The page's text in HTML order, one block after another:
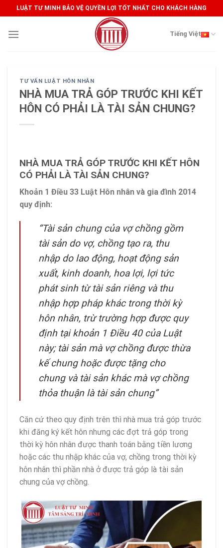
to
content
LUẬT TƯ MINH BẢO VỆ QUYỀN LỢI TỐT NHẤT CHO KHÁCH HÀNG
Tiếng Việt
TƯ VẤN LUẬT HÔN NHÂN
NHÀ MUA TRẢ GÓP TRƯỚC KHI KẾT
HÔN CÓ PHẢI LÀ TÀI SẢN CHUNG?
NHÀ MUA TRẢ GÓP TRƯỚC KHI KẾT HÔN
CÓ PHẢI LÀ TÀI SẢN CHUNG?
Khoản 1 Điều 33 Luật Hôn nhân và gia đình 2014
quy định:
“Tài sản chung của vợ chồng gồm
tài sản do vợ, chồng tạo ra, thu
nhập do lao động, hoạt động sản
xuất, kinh doanh, hoa lợi, lợi tức
phát sinh từ tài sản riêng và thu
nhập hợp pháp khác trong thời kỳ
hôn nhân, trừ trường hợp được quy
định tại khoản 1 Điều 40 của Luật
này; tài sản mà vợ chồng được thừa
kế chung hoặc được tặng cho
chung và tài sản khác mà vợ chồng
thỏa thuận là tài sản chung”
Căn cứ theo quy định trên thì nhà mua trả góp trước
khi đăng ký kết hôn nhưng các đợt trả góp trong
thời kỳ hôn nhân được thanh toán bằng tiền lương
hoặc các thu nhập khác của vợ, chồng trong thời kỳ
hôn nhân thì phần nhà ở được trả góp là tài sản
chung của vợ chồng.